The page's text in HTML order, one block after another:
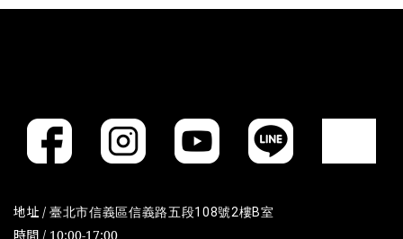
地址 / 臺北市信義區信義路五段108號2樓B室
時間 / 10:00-17:00